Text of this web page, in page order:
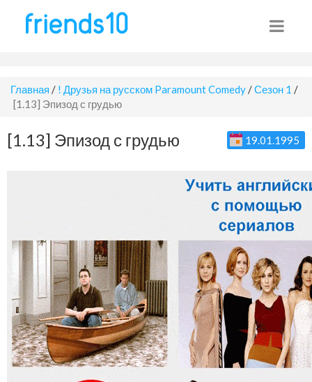
Главная / ! Друзья на русском Paramount Comedy /Сезон 1 /
[1.13] Эпизод с грудью
[1.13] Эпизод с грудью 19.01.1995